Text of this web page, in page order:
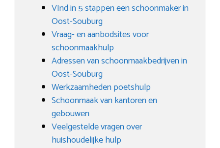
VInd in 5 stappen een schoonmaker in
Oost-Souburg
Vraag- en aanbodsites voor
schoonmaakhulp
Adressen van schoonmaakbedrijven in
Oost-Souburg
Werkzaamheden poetshulp
Schoonmaak van kantoren en
gebouwen
Veelgestelde vragen over
huishoudelijke hulp